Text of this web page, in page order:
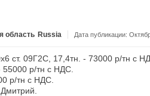
область Russia Дата публикации:
ст. 09Г2С, 17,4тн. - 73000 р/тн с
55000 р/тн с НДС.
р/тн с НДС.